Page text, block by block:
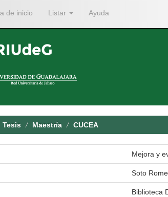
de inicio Listar Ayuda
Tesis Maestría CUCEA
Mejora y
Soto
Biblioteca